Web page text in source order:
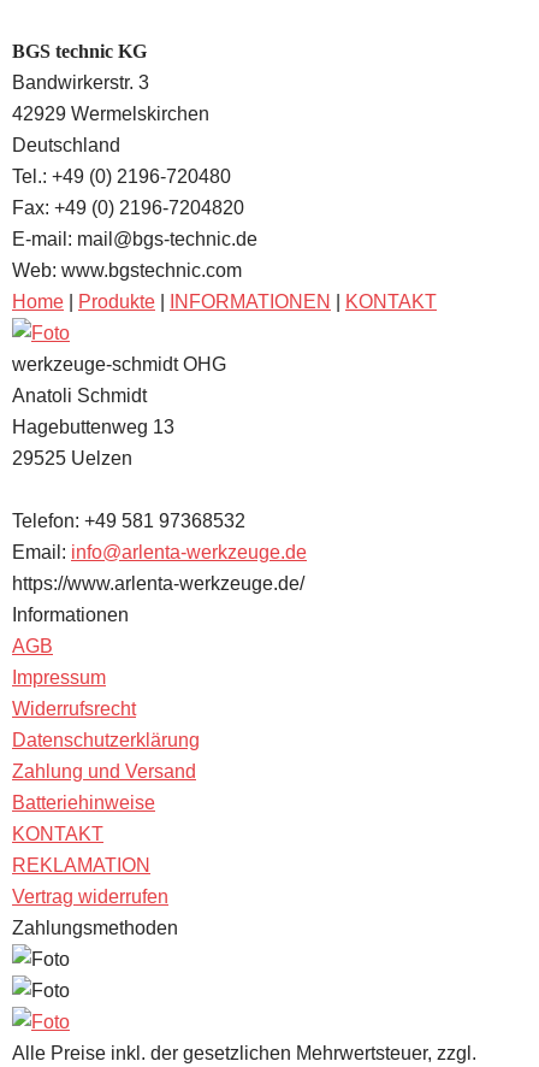
BGS technic KG
Bandwirkerstr. 3
42929 Wermelskirchen
Deutschland
Tel.: +49 (0) 2196-720480
Fax: +49 (0) 2196-7204820
E-mail: mail@bgs-technic.de
Web: www.bgstechnic.com
Home
Produkte INFORMATIONEN KONTAKT
werkzeuge-schmidt OHG
Anatoli Schmidt
Hagebuttenweg 13
29525 Uelzen
Telefon: +49 581 97368532
Email: info@arlenta-werkzeuge.de
https://www.arlenta-werkzeuge.de/
Informationen
AGB
Impressum
Widerrufsrecht
Datenschutzerklärung
Zahlung und Versand
Batteriehinweise
KONTAKT
REKLAMATION
Vertrag widerrufen
Zahlungsmethoden
Alle Preise inkl. der gesetzlichen Mehrwertsteuer, zzgl.